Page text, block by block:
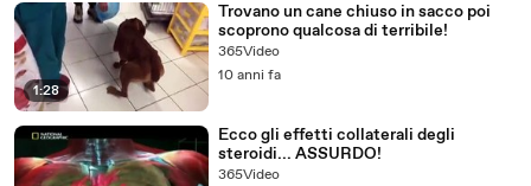
1:28
Trovano un cane chiuso in sacco poi
scoprono qualcosa di terribile!
365Video
10 anni fa
Ecco gli effetti collaterali degli
steroidi... ASSURDO!
365Video